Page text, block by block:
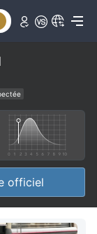
élevé potentiel
officiel